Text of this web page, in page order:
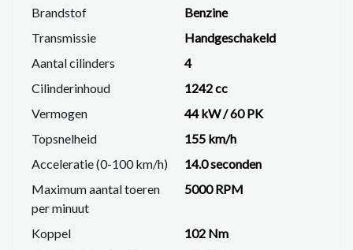
Brandstof
Benzine
Transmissie
Handgeschakeld
Aantal cilinders
4
Cilinderinhoud
1242 cc
Vermogen
44 kW / 60 PK
Topsnelheid
155 km/h
Acceleratie (0-100 km/h)
14.0 seconden
Maximum aantal toeren
per minuut
5000 RPM
Koppel
102 Nm